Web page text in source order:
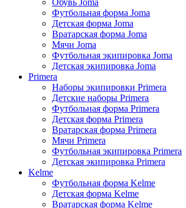
Обувь Joma
Футбольная форма Joma
Детская форма Joma
Вратарская форма Joma
Мячи Joma
Футбольная экипировка Joma
Детская экипировка Joma
Primera
Наборы экипировки Primera
Детские наборы Primera
Футбольная форма Primera
Детская форма Primera
Вратарская форма Primera
Мячи Primera
Футбольная экипировка Primera
Детская экипировка Primera
Kelme
Футбольная форма Kelme
Детская форма Kelme
Вратарская форма Kelme